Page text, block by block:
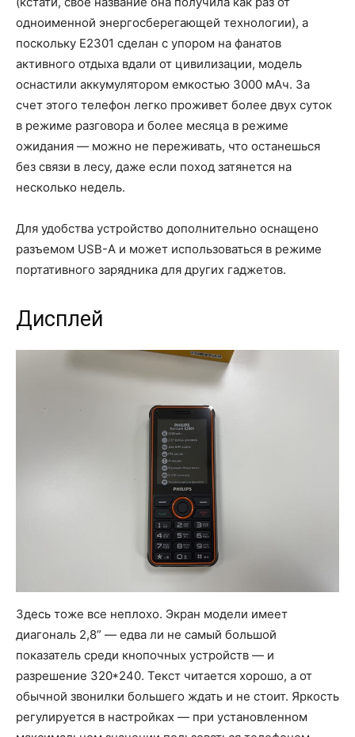
одноименной энергосберегающей технологии), а
поскольку E2301 сделан с упором на фанатов
активного отдыха вдали от цивилизации, модель
оснастили аккумулятором емкостью 3000 мАч. За
счет этого телефон легко проживет более двух суток
в режиме разговора и более месяца в режиме
ожидания — можно не переживать, что останешься
без связи в лесу, даже если поход затянется на
несколько недель.
Для удобства устройство дополнительно оснащено
разъемом USB-A и может использоваться в режиме
портативного зарядника для других гаджетов.
Дисплей
Здесь тоже все неплохо. Экран модели имеет
диагональ 2,8” — едва ли не самый большой
показатель среди кнопочных устройств — и
разрешение 320*240. Текст читается хорошо, а от
обычной звонилки большего ждать и не стоит. Яркость
регулируется в настройках — при установленном